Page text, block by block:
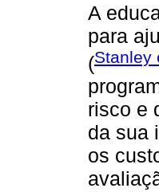
A
para
(Stanley
risco e
da sua
os